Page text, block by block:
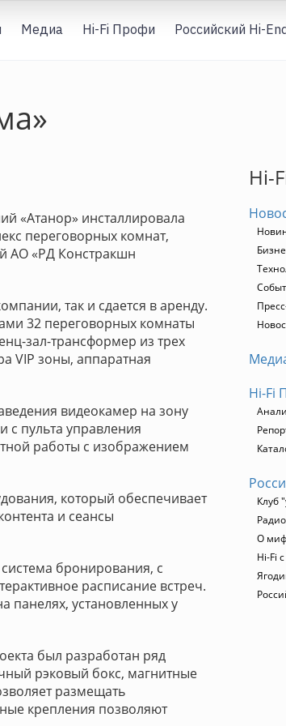
Медиа Hi-Fi Профи Российский Hi-End
«Атанор» инсталлировала
переговорных комнат,
АО «РД Констракшн
так и сдается в аренду.
32 переговорных комнаты
зал-трансформер из трех
VIP зоны, аппаратная
видеокамер на зону
с пульта управления
работы с изображением
который обеспечивает
и сеансы
бронирования, с
расписание встреч.
установленных у
был разработан ряд
рэковый бокс, магнитные
размещать
крепления позволяют
Hi-
Hi-Fi
Клуб
О
Hi-Fi